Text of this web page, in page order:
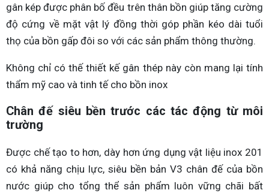
gân kép được phân bố đều trên thân bồn giúp tăng cường
độ cứng về mặt vật lý đồng thời góp phần kéo dài tuổi
thọ của bồn gấp đôi so với các sản phẩm thông thường.
Không chỉ có thế thiết kế gân thép này còn mang lại tính
thẩm mỹ cao và tinh tế cho bồn inox
Chân đế siêu bền trước các tác động từ môi
trường
Được chế tạo to hơn, dày hơn ứng dụng vật liệu inox 201
có khả năng chịu lực, siêu bền bản V3 chân đế của bồn
nước giúp cho tổng thể sản phẩm luôn vững chãi bất